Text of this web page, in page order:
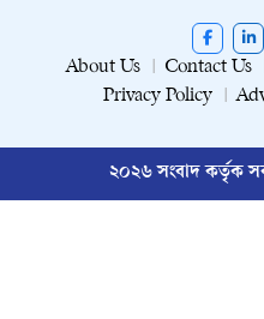
About Us Contact Us
Privacy Policy
২০২৬ সংবাদ কর্তৃক